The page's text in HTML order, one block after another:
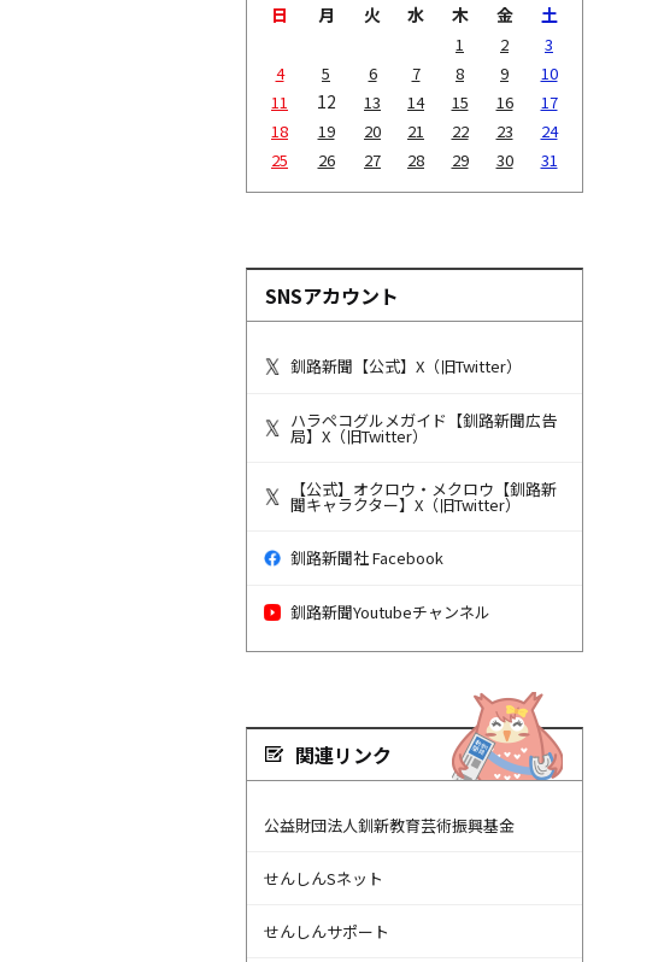
日 月 火 水 木 金 土
1 2
3
4
5 6 7 8 9
10
11
12 13 14 15 16
17
18
19 20 21 22 23
24
25
26 27 28 29 30 31
SNSアカウント
釧路新聞【公式】X（旧Twitter）
ハラペコグルメガイド【釧路新聞広告
局】X（旧Twitter）
【公式】オクロウ・メクロウ【釧路新
聞キャラクター】X（旧Twitter）
釧路新聞社 Facebook
釧路新聞Youtubeチャンネル
関連リンク
公益財団法人釧新教育芸術振興基金
せんしんSネット
せんしんサポート